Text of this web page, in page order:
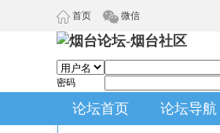
首页 微信
密码
论坛首页 论坛导航